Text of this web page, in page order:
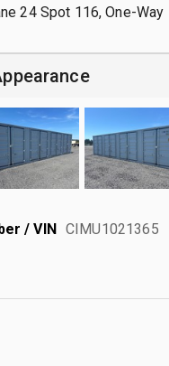
24 Spot 116, One-Way
/ VIN CIMU1021365